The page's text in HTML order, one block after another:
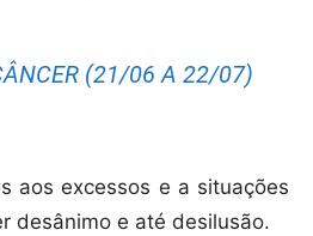
(21/06 A 22/07)
aos excessos e a situações
desânimo e até desilusão.